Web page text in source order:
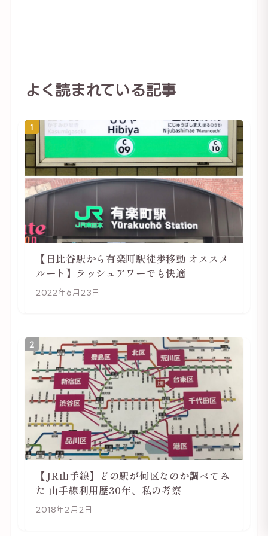
よく読まれている記事
1
【日比谷駅から有楽町駅徒歩移動 オススメ
ルート】ラッシュアワーでも快適
2022年6月23日
2
【JR山手線】どの駅が何区なのか調べてみ
た 山手線利用歴30年、私の考察
2018年2月2日